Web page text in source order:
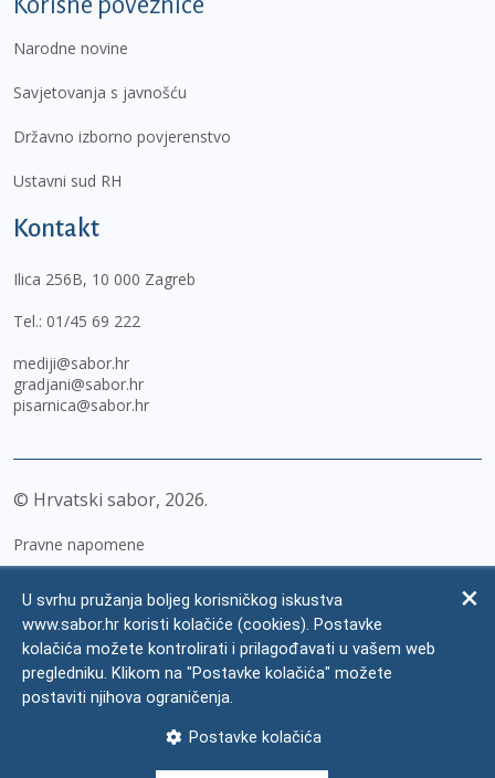
Narodne novine
Savjetovanja s javnošću
Državno izborno povjerenstvo
Ustavni sud RH
Kontakt
Ilica 256B, 10 000 Zagreb
Tel.: 01/45 69 222
mediji@sabor.hr
gradjani@sabor.hr
pisarnica@sabor.hr
© Hrvatski sabor, 2026
Pravne napomene
Zaštita osobnih podataka
Impressum
Česta pitanja
U svrhu pružanja boljeg korisničkog iskustva
www.sabor.hr koristi kolačiće (cookies). Postavke
kolačića možete kontrolirati i prilagođavati u vašem web
pregledniku. Klikom na "Postavke kolačića" možete
postaviti njihova ograničenja.
Postavke kolačića